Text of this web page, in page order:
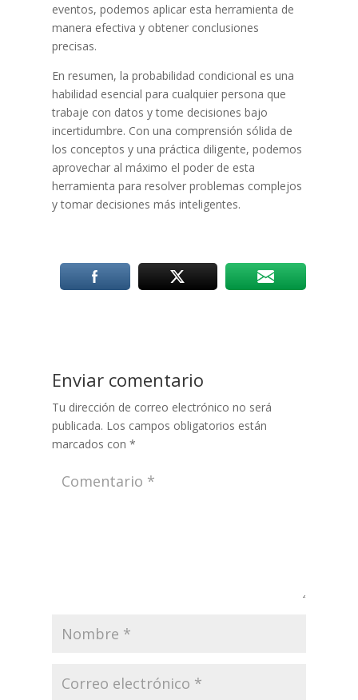
eventos, podemos aplicar esta herramienta de
manera efectiva y obtener conclusiones
precisas.
En resumen, la probabilidad condicional es una
habilidad esencial para cualquier persona que
trabaje con datos y tome decisiones bajo
incertidumbre. Con una comprensión sólida de
los conceptos y una práctica diligente, podemos
aprovechar al máximo el poder de esta
herramienta para resolver problemas complejos
y tomar decisiones más inteligentes.
Enviar comentario
Tu dirección de correo electrónico no será
publicada. Los campos obligatorios están
marcados con *